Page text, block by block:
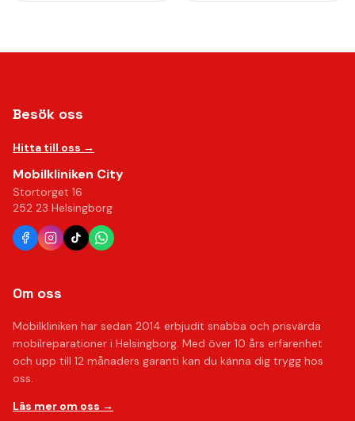
Besök oss
Hitta till oss →
Mobilkliniken City
Stortorget 16
252 23 Helsingborg
Om oss
Mobilkliniken har sedan 2014 erbjudit snabba och prisvärda
mobilreparationer i Helsingborg. Med över 10 års erfarenhet
och upp till 12 månaders garanti kan du känna dig trygg hos
oss.
Läs mer om oss →